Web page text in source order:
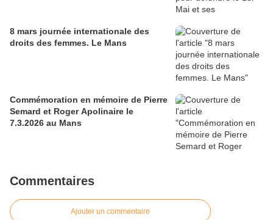
8 mars journée internationale des
droits des femmes. Le Mans
Commémoration en mémoire de Pierre
Semard et Roger Apolinaire le
7.3.2026 au Mans
Commentaires
Ajouter un commentaire